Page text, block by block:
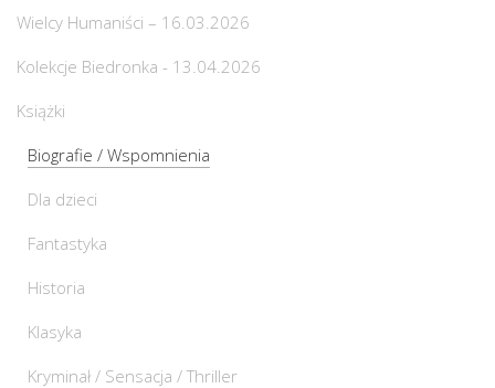
Wielcy Humaniści – 16.03.2026
Kolekcje Biedronka - 13.04.2026
Książki
Biografie / Wspomnienia
Dla dzieci
Fantastyka
Historia
Klasyka
Kryminał / Sensacja / Thriller